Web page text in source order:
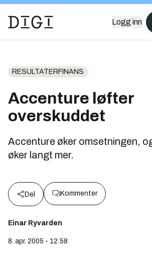
Logg inn
RESULTATERFINANS
Accenture løfter
overskuddet
Accenture øker omsetningen,
øker langt mer.
Del Kommenter
Einar Ryvarden
8. apr. 2005 - 12:58